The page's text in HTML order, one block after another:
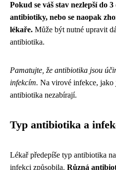
Pokud se váš stav nezlepší do
antibiotiky, nebo se naopak
lékaře. Může být nutné upravit
antibiotika.
Pamatujte, že antibiotika jsou
infekcím. Na virové infekce, jako
antibiotika nezabírají.
Typ antibiotika a
Lékař předepíše typ antibiotika
infekci způsobila. Různá